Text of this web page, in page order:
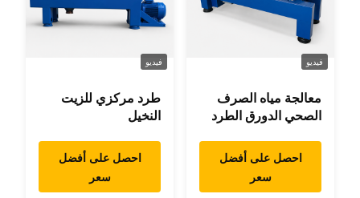
فيديو
معالجة مياه الصرف
الصحي الدورق الطرد
احصل على أفضل
سعر
فيديو
طرد مركزي للزيت
النخيل
احصل على أفضل
سعر